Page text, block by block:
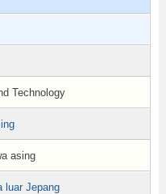
Technology
asing
luar Jepang